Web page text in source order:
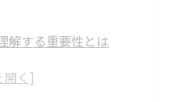
解する重要性とは
支援者の役割と具体的